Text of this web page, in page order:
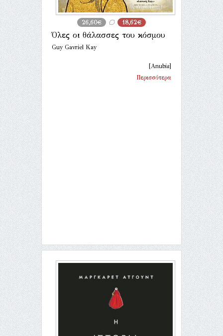
26,60€ 18,62€
Όλες οι θάλασσες του κόσμου
Guy Gavriel Kay
[Anubis]
Περισσότερα